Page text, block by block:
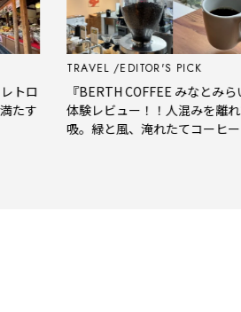
TRAVEL EDITOR'S PICK
『BERTH COFFEE みなとみらい』を
体験レビュー！！人混みを離れて深呼
吸。緑と風、淹れたてコーヒーに癒や